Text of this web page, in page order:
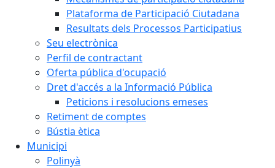
Plataforma de Participació Ciutadana
Resultats dels Processos Participatius
Seu electrònica
Perfil de contractant
Oferta pública d'ocupació
Dret d'accés a la Informació Pública
Peticions i resolucions emeses
Retiment de comptes
Bústia ètica
Municipi
Polinyà